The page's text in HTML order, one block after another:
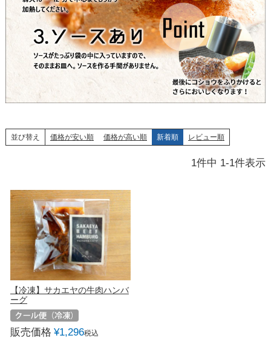
並び替え 価格が安い順 価格が高い順 新着順 レビュー順
1件中 1-1件表示
【冷凍】サカエヤの牛肉ハンバ
ーグ
販売価格 ¥1,296税込